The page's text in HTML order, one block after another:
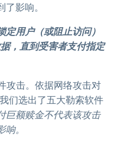
影响。
用户（或阻止访问）
，直到受害者支付指定
攻击。依据网络攻击对
们选出了五大勒索软件
巨额赎金不代表该攻击
。